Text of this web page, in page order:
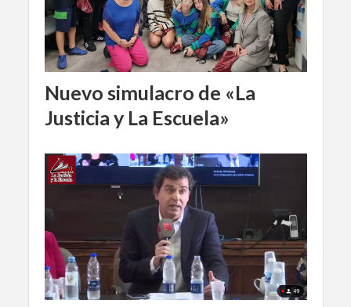
Nuevo simulacro de «La
Justicia y La Escuela»